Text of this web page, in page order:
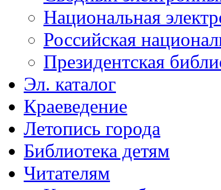
Национальная
Российская
Президентская
Эл. каталог
Краеведение
Летопись города
Библиотека детям
Читателям